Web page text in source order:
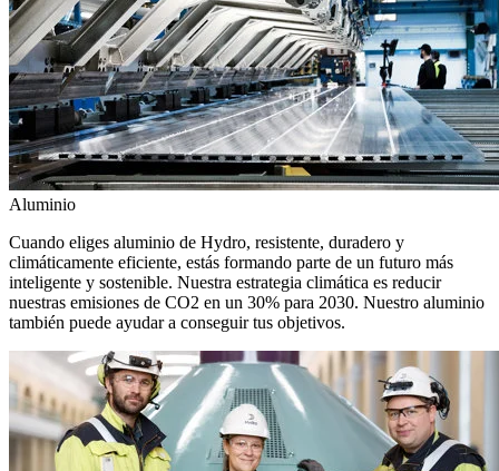
Aluminio
Cuando eliges aluminio de Hydro, resistente, duradero y
climáticamente eficiente, estás formando parte de un futuro más
inteligente y sostenible. Nuestra estrategia climática es reducir
nuestras emisiones de CO2 en un 30% para 2030. Nuestro aluminio
también puede ayudar a conseguir tus objetivos.